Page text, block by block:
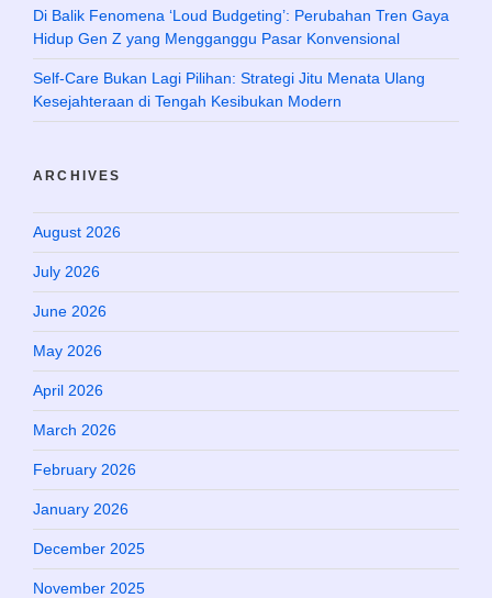
Di Balik Fenomena ‘Loud Budgeting’: Perubahan Tren Gaya
Hidup Gen Z yang Mengganggu Pasar Konvensional
Self-Care Bukan Lagi Pilihan: Strategi Jitu Menata Ulang
Kesejahteraan di Tengah Kesibukan Modern
ARCHIVES
August 2026
July 2026
June 2026
May 2026
April 2026
March 2026
February 2026
January 2026
December 2025
November 2025